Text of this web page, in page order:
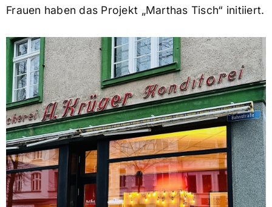
Frauen haben das Projekt „Marthas Tisch“ initiiert.